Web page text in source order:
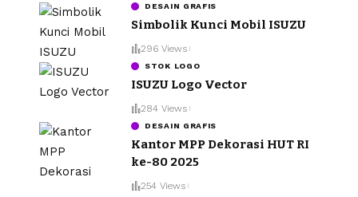
DESAIN GRAFIS
Simbolik Kunci Mobil ISUZU
296 Views
STOK LOGO
ISUZU Logo Vector
284 Views
DESAIN GRAFIS
Kantor MPP Dekorasi HUT RI
ke-80 2025
254 Views